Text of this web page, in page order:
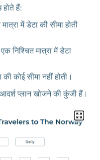
होते हैं:
में डेटा की सीमा होती
निश्चित मात्रा में डेटा
कोई सीमा नहीं होती।
प्लान खोजने की कुंजी हैं।